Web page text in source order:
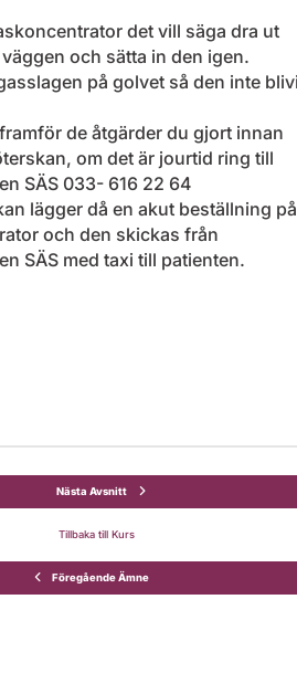
det vill säga dra ut
och sätta in den igen.
på golvet så den inte
de åtgärder du gjort innan
om det är jourtid ring till
SÄS 033- 616 22 64
lägger då en akut beställning på
och den skickas från
SÄS med taxi till patienten.
Föregående Ämne
Tillbaka till Kurs
Nästa Avsnitt